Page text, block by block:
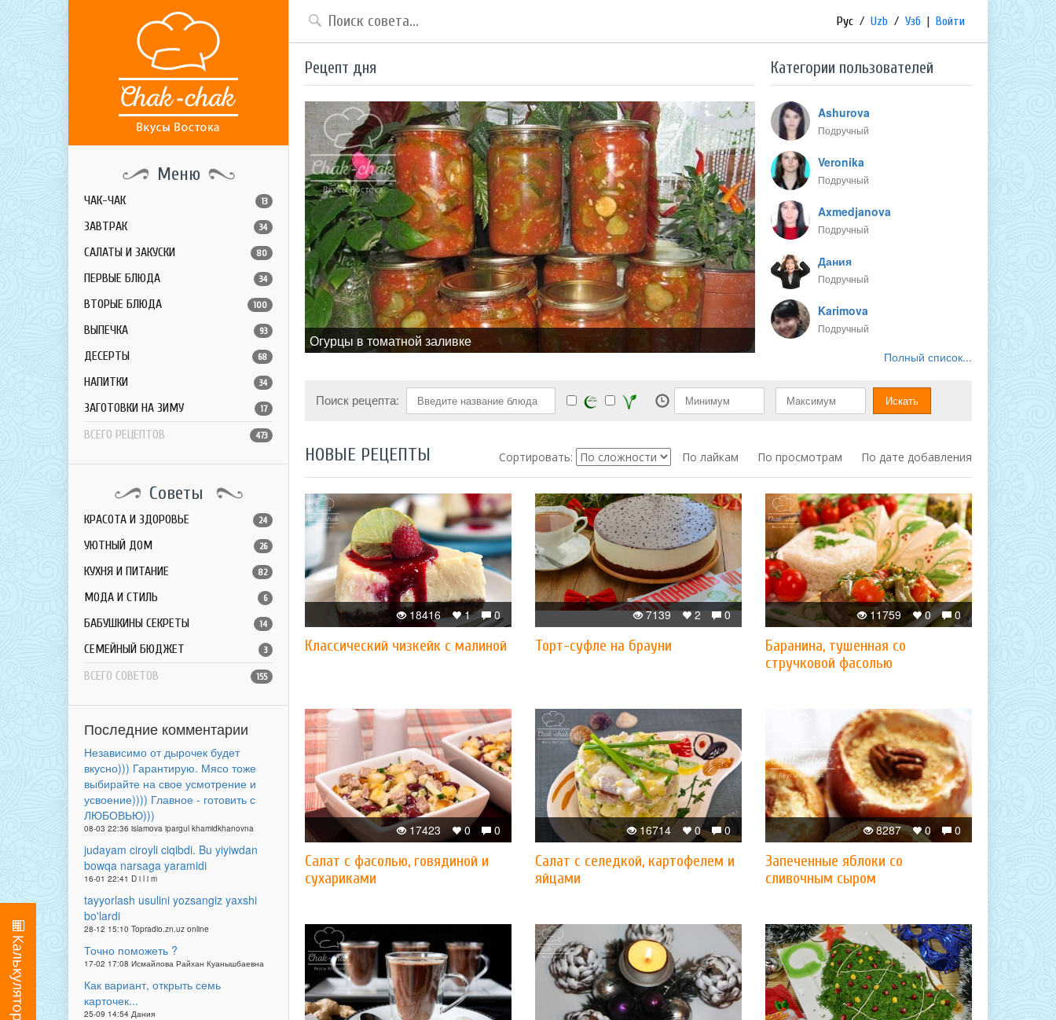
Меню
ЧАК-ЧАК 13
ЗАВТРАК 34
САЛАТЫ И ЗАКУСКИ 80
ПЕРВЫЕ БЛЮДА 34
ВТОРЫЕ БЛЮДА 100
ВЫПЕЧКА 93
ДЕСЕРТЫ 68
НАПИТКИ 34
ЗАГОТОВКИ НА ЗИМУ 17
ВСЕГО РЕЦЕПТОВ 473
Советы
КРАСОТА И ЗДОРОВЬЕ 24
УЮТНЫЙ ДОМ 26
КУХНЯ И ПИТАНИЕ 82
МОДА И СТИЛЬ 6
БАБУШКИНЫ СЕКРЕТЫ 14
СЕМЕЙНЫЙ БЮДЖЕТ 3
ВСЕГО СОВЕТОВ 155
Последние комментарии
Независимо от дырочек будет
вкусно))) Гарантирую. Мясо тоже
выбирайте на свое усмотрение и
усвоение)))) Главное - готовить с
ЛЮБОВЬЮ)))
08-03 22:36 islamova ipargul khamidkhanovna
judayam ciroyli ciqibdi. Bu yiyiwdan
bowqa narsaga yaramidi
16-01 22:41 D i l i m
tayyorlash usulini yozsangiz yaxshi
bo'lardi
28-12 15:10 Topradio.zn.uz online
Точно поможеть ?
17-02 17:08 Исмайлова Райхан Куанышбаевна
Как вариант, открыть семь
карточек...
25-09 14:54 Дания
Рус / Uzb / Узб | Войти
Рецепт дня
Огурцы в томатной заливке
Категории пользователей
Ashurova
Подручный
Veronika
Подручный
Axmedjanova
Подручный
Дания
Подручный
Karimova
Подручный
Полный список...
Поиск рецепта:
НОВЫЕ РЕЦЕПТЫ Сортировать: По лайкам По просмотрам По дате добавления
0
1
18416
Классический чизкейк с малиной
0
2
7139
Торт-суфле на брауни
0
0
11759
Баранина, тушенная со
стручковой фасолью
0
0
17423
Салат с фасолью, говядиной и
сухариками
0
0
16714
Салат с селедкой, картофелем и
яйцами
0
0
8287
Запеченные яблоки со
сливочным сыром